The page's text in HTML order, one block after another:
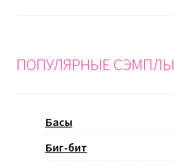
ПОПУЛЯРНЫЕ СЭМПЛЫ
Басы
Биг-бит